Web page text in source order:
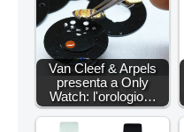
Van Cleef & Arpels
presenta a Only
Watch: l'orologio…